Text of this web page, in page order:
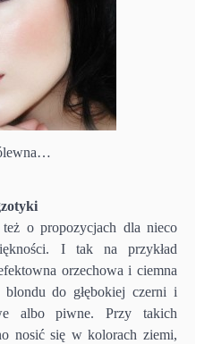
też o propozycjach dla nieco
I tak na przykład
orzechowa i ciemna
blondu do głębokiej czerni i
albo piwne. Przy takich
nosić się w kolorach ziemi,